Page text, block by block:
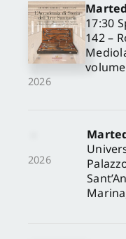
Newsletter
2026
17:30
142 –
volume
2026